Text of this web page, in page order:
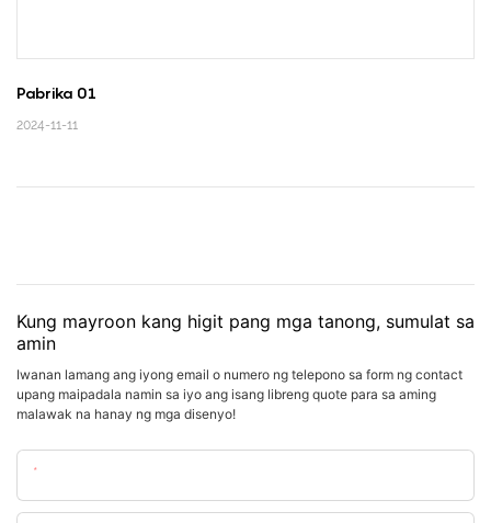
Pabrika 01
2024-11-11
Kung mayroon kang higit pang mga tanong, sumulat sa
amin
Iwanan lamang ang iyong email o numero ng telepono sa form ng contact
upang maipadala namin sa iyo ang isang libreng quote para sa aming
malawak na hanay ng mga disenyo!